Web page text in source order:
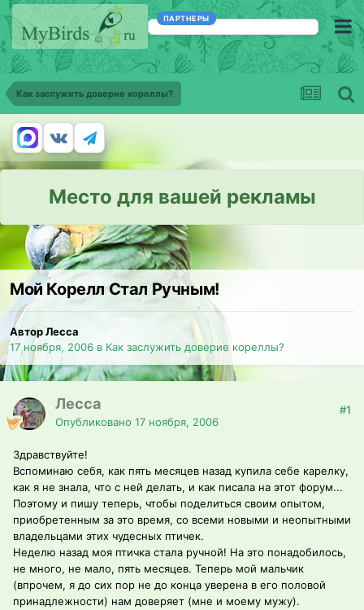
ПАРТНЕРЫ
Как заслужить доверие кореллы?
Место для вашей рекламы
Мой Корелл Стал Ручным!
Автор Лесса
17 ноября, 2006 в Как заслужить доверие кореллы?
Лесса
Опубликовано 17 ноября, 2006
#1
Здравствуйте!
Вспоминаю себя, как пять месяцев назад купила себе карелку,
как я не знала, что с ней делать, и как писала на этот форум...
Поэтому и пишу теперь, чтобы поделиться своим опытом,
приобретенным за это время, со всеми новыми и неопытными
владельцами этих чудесных птичек.
Неделю назад моя птичка стала ручной! На это понадобилось,
не много, не мало, пять месяцев. Теперь мой мальчик
(впрочем, я до сих пор не до конца уверена в его половой
принадлежности) нам доверяет (мне и моему мужу).